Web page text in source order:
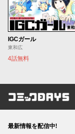
IGCガール
東和広
4話無料
コミック
最新情報を配信中!